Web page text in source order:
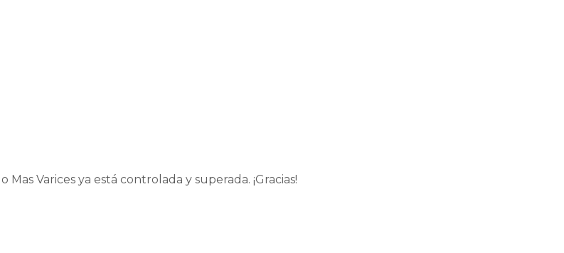
Varices ya está controlada y superada. ¡Gracias!